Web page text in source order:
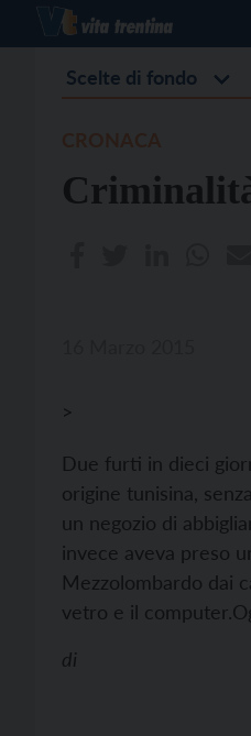
Scelte di fondo
>
Due furti in dieci
origine tunisina,
un negozio di
invece aveva preso
Mezzolombardo dai
vetro e il computer.
di